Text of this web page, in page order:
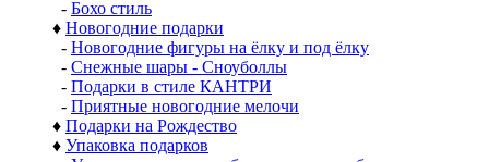
- Бохо стиль
♦ Новогодние подарки
- Новогодние фигуры на ёлку и под ёлку
- Снежные шары - Сноуболлы
- Подарки в стиле КАНТРИ
- Приятные новогодние мелочи
♦ Подарки на Рождество
♦ Упаковка подарков